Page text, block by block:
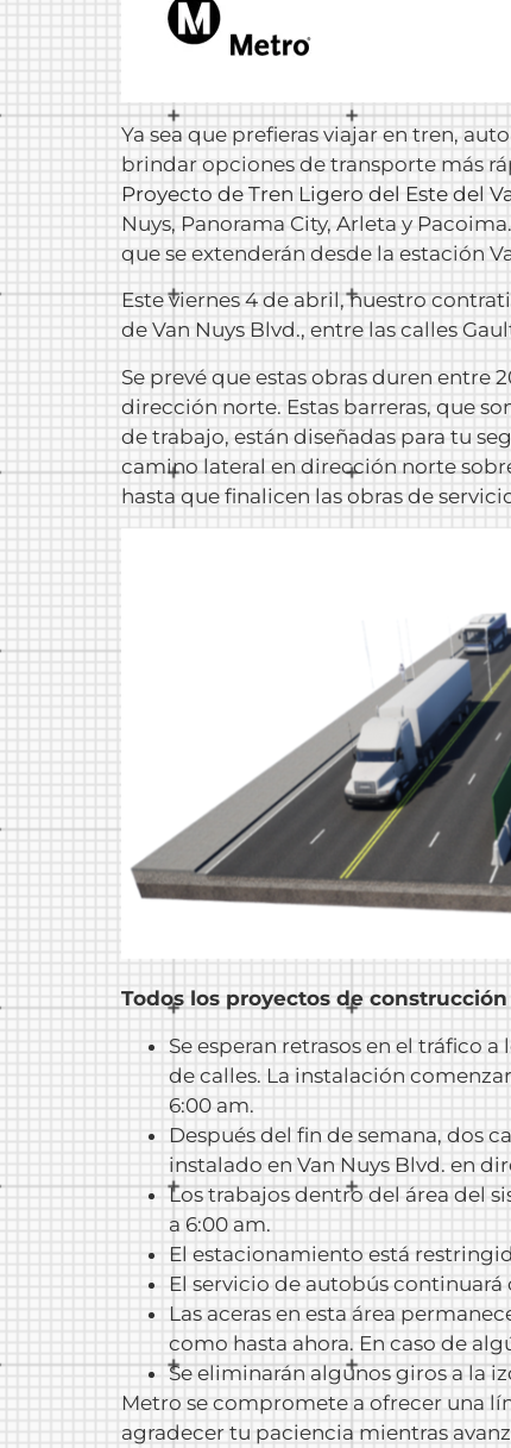
Ya sea que prefieras viajar en tren,
brindar opciones de transporte más
Proyecto de Tren Ligero del Este del
Nuys, Panorama City, Arleta y
que se extenderán desde la estación
Este viernes 4 de abril, nuestro
de Van Nuys Blvd., entre las calles
Se prevé que estas obras duren entre
dirección norte. Estas barreras, que
de trabajo, están diseñadas para tu
camino lateral en dirección norte
hasta que finalicen las obras de
Todos los proyectos de
Se esperan retrasos en el tráfico
de calles. La instalación
6:00 am.
Después del fin de semana, dos
instalado en Van Nuys Blvd. en
Los trabajos dentro del área del
a 6:00 am.
El estacionamiento está
El servicio de autobús continuará
Las aceras en esta área
como hasta ahora. En caso de
Se eliminarán algunos giros a la
Metro se compromete a ofrecer una
agradecer tu paciencia mientras